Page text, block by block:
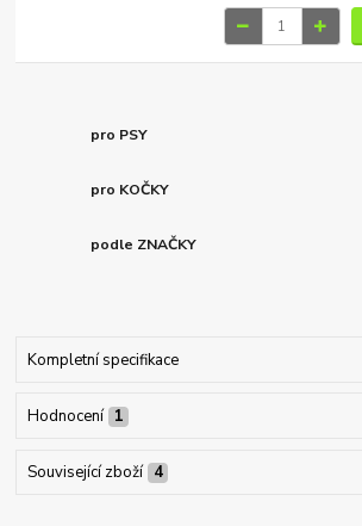
pro PSY
pro KOČKY
podle ZNAČKY
Kompletní specifikace
Hodnocení 1
Související zboží 4